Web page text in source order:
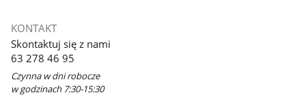
KONTAKT
Skontaktuj się z nami
63 278 46 95
Czynna w dni robocze
w godzinach 7:30-15:30